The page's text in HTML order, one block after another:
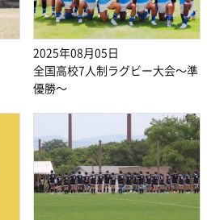
2025年08月05日
全国高校7人制ラグビー大会～準
優勝～